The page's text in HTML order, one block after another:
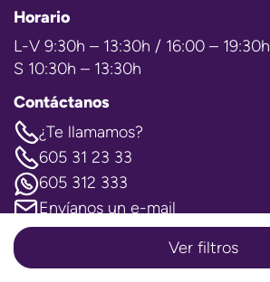
Ver filtros
Horario
L-V 9:30h – 13:30h / 16:00 – 19:30h
S 10:30h – 13:30h
Contáctanos
¿Te llamamos?
605 31 23 33
605 312 333
Envíanos un e-mail
Visítanos